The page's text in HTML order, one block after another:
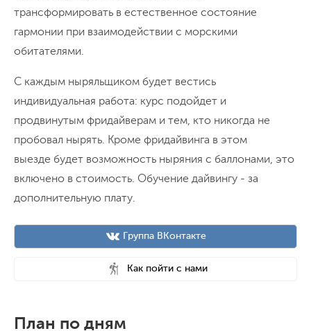
трансформировать в естественное состояние
гармонии при взаимодействии с морскими
обитателями.
С каждым ныряльщиком будет вестись
индивидуальная работа: курс подойдет и
продвинутым фридайверам и тем, кто никогда не
пробовал нырять. Кроме фридайвинга в этом
выезде будет возможность ныряния с баллонами, это
включено в стоимость. Обучение дайвингу - за
дополнительную плату.
Группа ВКонтакте
Как пойти с нами
План по дням